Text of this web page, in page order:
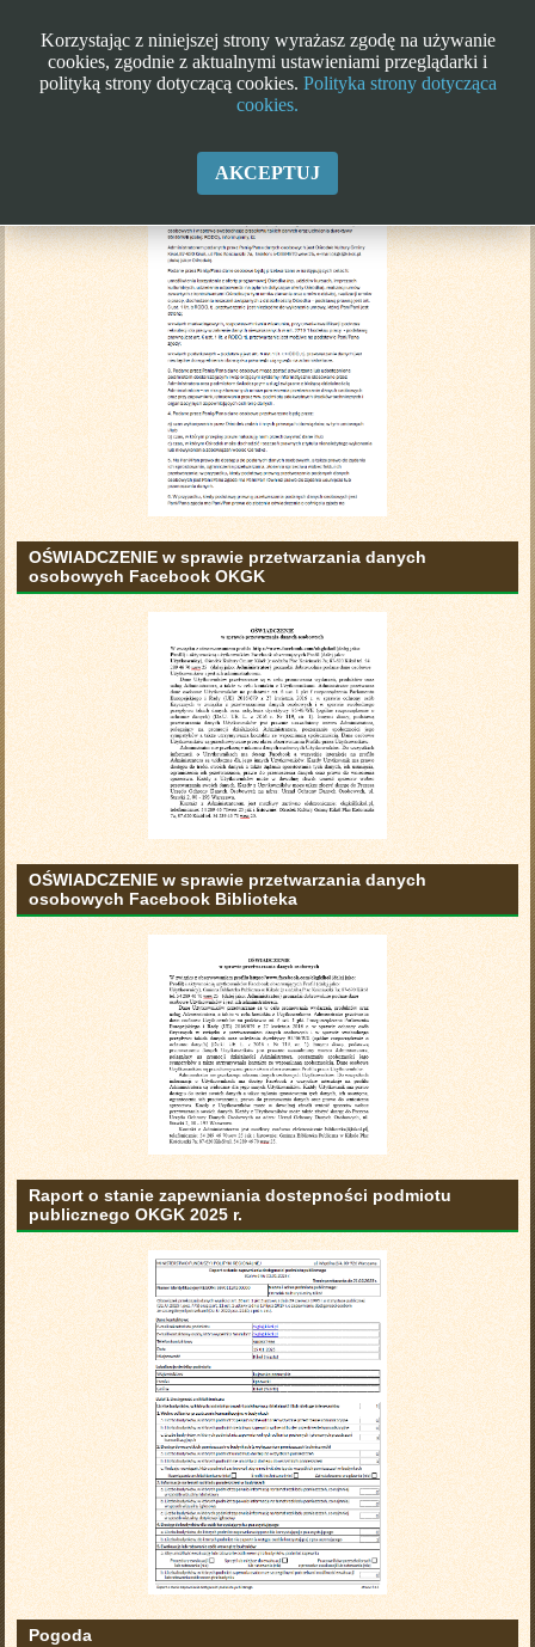
Klauzula informacyjna RODO
OŚWIADCZENIE w sprawie przetwarzania danych
osobowych Facebook OKGK
OŚWIADCZENIE w sprawie przetwarzania danych
osobowych Facebook Biblioteka
Raport o stanie zapewniania dostepności podmiotu
publicznego OKGK 2025 r.
Pogoda
Korzystając z niniejszej strony wyrażasz zgodę na używanie
cookies, zgodnie z aktualnymi ustawieniami przeglądarki i
polityką strony dotyczącą cookies. Polityka strony dotycząca
cookies.
AKCEPTUJ